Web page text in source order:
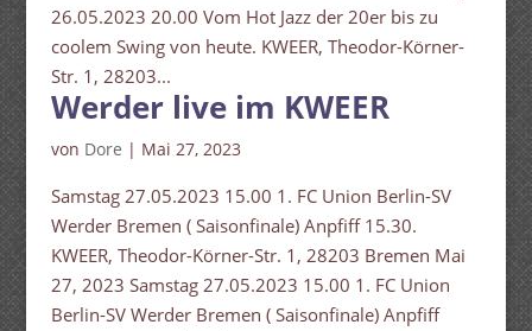
26.05.2023 20.00 Vom Hot Jazz der 20er bis zu
coolem Swing von heute. KWEER, Theodor-Körner-
Str. 1, 28203...
Werder live im KWEER
von Dore | Mai 27, 2023
Samstag 27.05.2023 15.00 1. FC Union Berlin-SV
Werder Bremen ( Saisonfinale) Anpfiff 15.30.
KWEER, Theodor-Körner-Str. 1, 28203 Bremen Mai
27, 2023 Samstag 27.05.2023 15.00 1. FC Union
Berlin-SV Werder Bremen ( Saisonfinale) Anpfiff